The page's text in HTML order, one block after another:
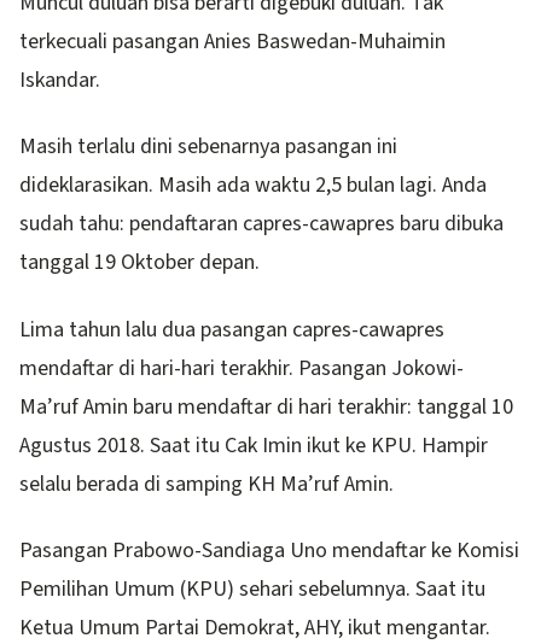
terkecuali pasangan Anies Baswedan-Muhaimin
Iskandar.
Masih terlalu dini sebenarnya pasangan ini
dideklarasikan. Masih ada waktu 2,5 bulan lagi. Anda
sudah tahu: pendaftaran capres-cawapres baru dibuka
tanggal 19 Oktober depan.
Lima tahun lalu dua pasangan capres-cawapres
mendaftar di hari-hari terakhir. Pasangan Jokowi-
Ma’ruf Amin baru mendaftar di hari terakhir: tanggal 10
Agustus 2018. Saat itu Cak Imin ikut ke KPU. Hampir
selalu berada di samping KH Ma’ruf Amin.
Pasangan Prabowo-Sandiaga Uno mendaftar ke Komisi
Pemilihan Umum (KPU) sehari sebelumnya. Saat itu
Ketua Umum Partai Demokrat, AHY, ikut mengantar.